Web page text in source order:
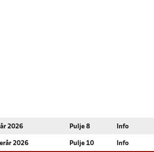
2026 Pulje 8 Info
2026 Pulje 10 Info